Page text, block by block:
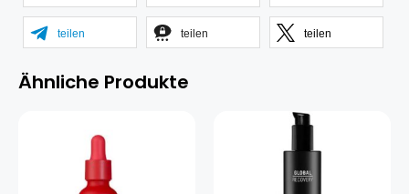
teilen teilen teilen
Ähnliche Produkte